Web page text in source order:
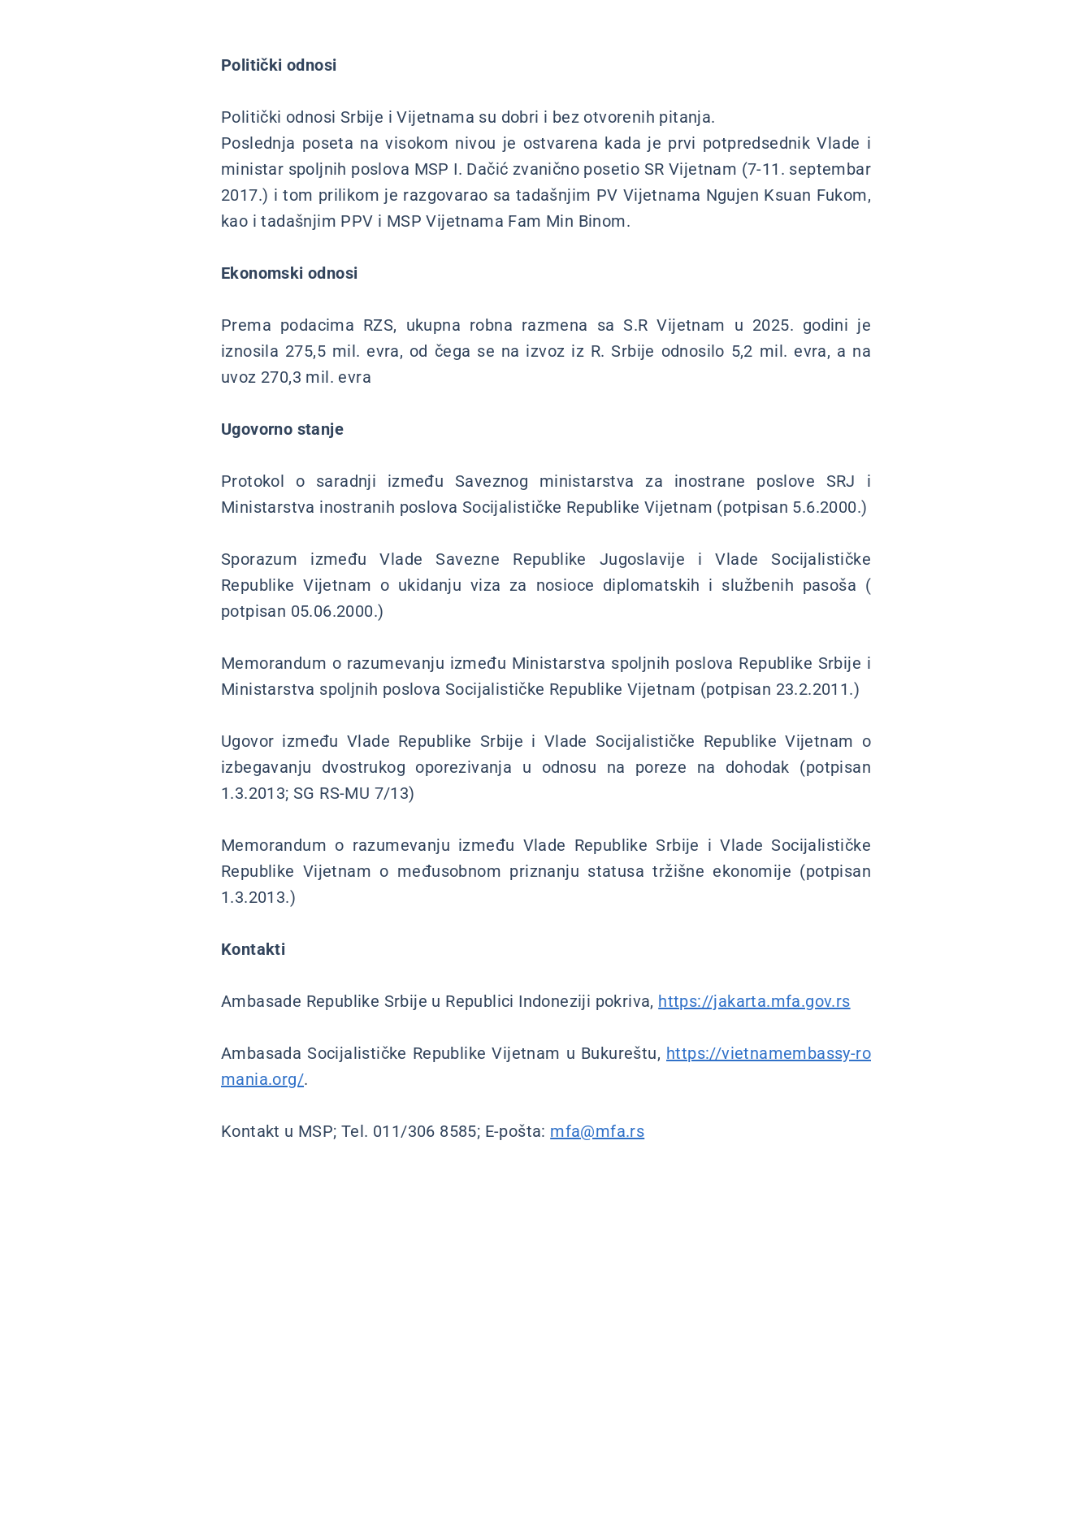
Politički odnosi
Politički odnosi Srbije i Vijetnama su dobri i bez otvorenih pitanja.
Poslednja poseta na visokom nivou je ostvarena kada je prvi potpredsednik Vlade i
ministar spoljnih poslova MSP I. Dačić zvanično posetio SR Vijetnam (7-11. septembar
2017.) i tom prilikom je razgovarao sa tadašnjim PV Vijetnama Ngujen Ksuan Fukom,
kao i tadašnjim PPV i MSP Vijetnama Fam Min Binom.
Ekonomski odnosi
Prema podacima RZS, ukupna robna razmena sa S.R Vijetnam u 2025. godini je
iznosila 275,5 mil. evra, od čega se na izvoz iz R. Srbije odnosilo 5,2 mil. evra, a na
uvoz 270,3 mil. evra
Ugovorno stanje
Protokol o saradnji između Saveznog ministarstva za inostrane poslove SRJ i
Ministarstva inostranih poslova Socijalističke Republike Vijetnam (potpisan 5.6.2000.)
Sporazum između Vlade Savezne Republike Jugoslavije i Vlade Socijalističke
Republike Vijetnam o ukidanju viza za nosioce diplomatskih i službenih pasoša (
potpisan 05.06.2000.)
Memorandum o razumevanju između Ministarstva spoljnih poslova Republike Srbije i
Ministarstva spoljnih poslova Socijalističke Republike Vijetnam (potpisan 23.2.2011.)
Ugovor između Vlade Republike Srbije i Vlade Socijalističke Republike Vijetnam o
izbegavanju dvostrukog oporezivanja u odnosu na poreze na dohodak (potpisan
1.3.2013; SG RS-MU 7/13)
Memorandum o razumevanju između Vlade Republike Srbije i Vlade Socijalističke
Republike Vijetnam o međusobnom priznanju statusa tržišne ekonomije (potpisan
1.3.2013.)
Kontakti
Ambasade Republike Srbije u Republici Indoneziji pokriva, https://jakarta.mfa.gov.rs
Ambasada Socijalističke Republike Vijetnam u Bukureštu, https://vietnamembassy-ro
mania.org/.
Kontakt u MSP; Tel. 011/306 8585; E-pošta: mfa@mfa.rs